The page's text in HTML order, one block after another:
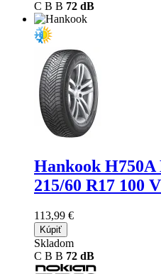
C B B 72 dB
Hankook
215/60 R17 100
113,99 €
Kúpiť
Skladom
C B B 72 dB